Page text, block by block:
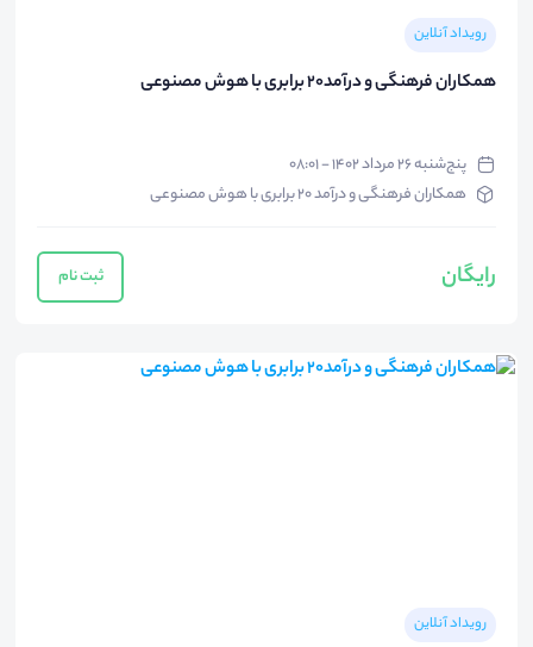
رویداد آنلاین
همکاران فرهنگی و درآمد20 برابری با هوش مصنوعی
پنج‌شنبه ۲۶ مرداد ۱۴۰۲ - ۰۸:۰۱
همکاران فرهنگی و درآمد 20 برابری با هوش مصنوعی
رایگان ثبت نام
رویداد آنلاین